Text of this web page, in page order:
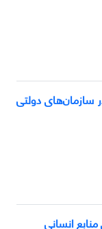
سازمان‌های دولتی